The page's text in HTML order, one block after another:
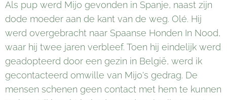
Als pup werd Mijo gevonden in Spanje, naast zijn
dode moeder aan de kant van de weg. Olé. Hij
werd overgebracht naar Spaanse Honden In Nood,
waar hij twee jaren verbleef. Toen hij eindelijk werd
geadopteerd door een gezin in België, werd ik
gecontacteerd omwille van Mijo's gedrag. De
mensen schenen geen contact met hem te kunnen